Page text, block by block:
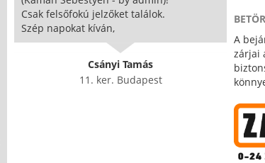
Csak felsőfokú jelzőket találok.
Szép napokat kíván,
Csányi Tamás
11. ker. Budapest
A
zárjai